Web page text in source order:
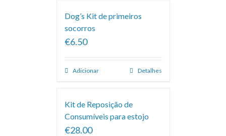
Dog’s Kit de primeiros
socorros
€6.50
Adicionar Detalhes
Kit de Reposição de
Consumíveis para estojo
€28.00